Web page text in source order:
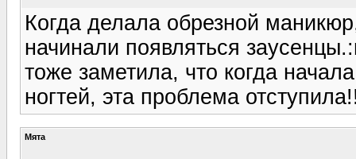
Когда делала обрезной
начинали появляться
тоже заметила, что когда
ногтей, эта проблема
Мята